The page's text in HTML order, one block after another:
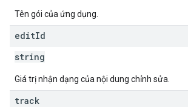
Tên gói của ứng dụng.
editId
string
Giá trị nhận dạng của nội dung chỉnh sửa.
track